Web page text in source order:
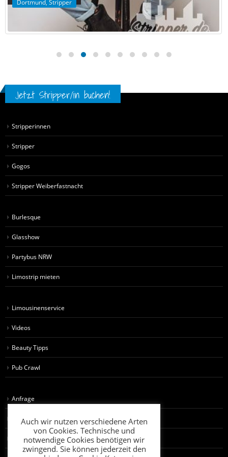
Dortmund, Stripper
Jetzt Stripper/in buchen!
Stripperinnen
Stripper
Gogos
Stripper Weiberfastnacht
Burlesque
Glasshow
Partybus NRW
Limostrip mieten
Limousinenservice
Videos
Beauty Tipps
Pub Crawl
Anfrage
Buchen
AGB für Künstler
Auch wir nutzen verschiedene Arten
von Cookies. Technische und
notwendige Cookies benötigen wir
zwingend. Sie können jederzeit den